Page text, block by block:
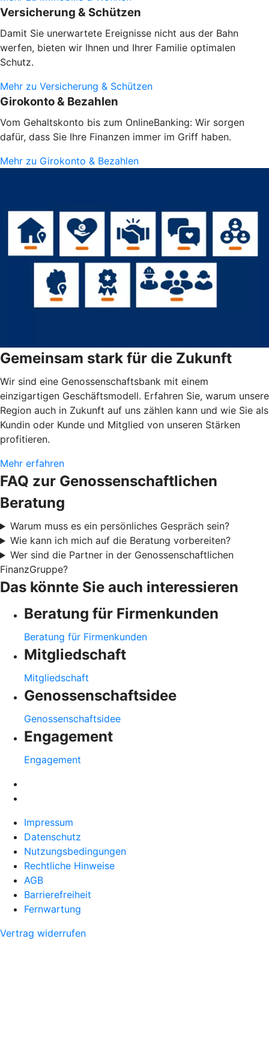
Versicherung & Schützen
Damit Sie unerwartete Ereignisse nicht aus der Bahn
werfen, bieten wir Ihnen und Ihrer Familie optimalen
Schutz.
Mehr zu Versicherung & Schützen
Girokonto & Bezahlen
Vom Gehaltskonto bis zum OnlineBanking: Wir sorgen
dafür, dass Sie Ihre Finanzen immer im Griff haben.
Mehr zu Girokonto & Bezahlen
Gemeinsam stark für die Zukunft
Wir sind eine Genossenschaftsbank mit einem
einzigartigen Geschäftsmodell. Erfahren Sie, warum unsere
Region auch in Zukunft auf uns zählen kann und wie Sie als
Kundin oder Kunde und Mitglied von unseren Stärken
profitieren.
Mehr erfahren
FAQ zur Genossenschaftlichen
Beratung
Warum muss es ein persönliches Gespräch sein?
Wie kann ich mich auf die Beratung vorbereiten?
Wer sind die Partner in der Genossenschaftlichen
FinanzGruppe?
Das könnte Sie auch interessieren
Beratung für Firmenkunden
Beratung für Firmenkunden
Mitgliedschaft
Mitgliedschaft
Genossenschaftsidee
Genossenschaftsidee
Engagement
Engagement
Impressum
Datenschutz
Nutzungsbedingungen
Rechtliche Hinweise
AGB
Barrierefreiheit
Fernwartung
Vertrag widerrufen